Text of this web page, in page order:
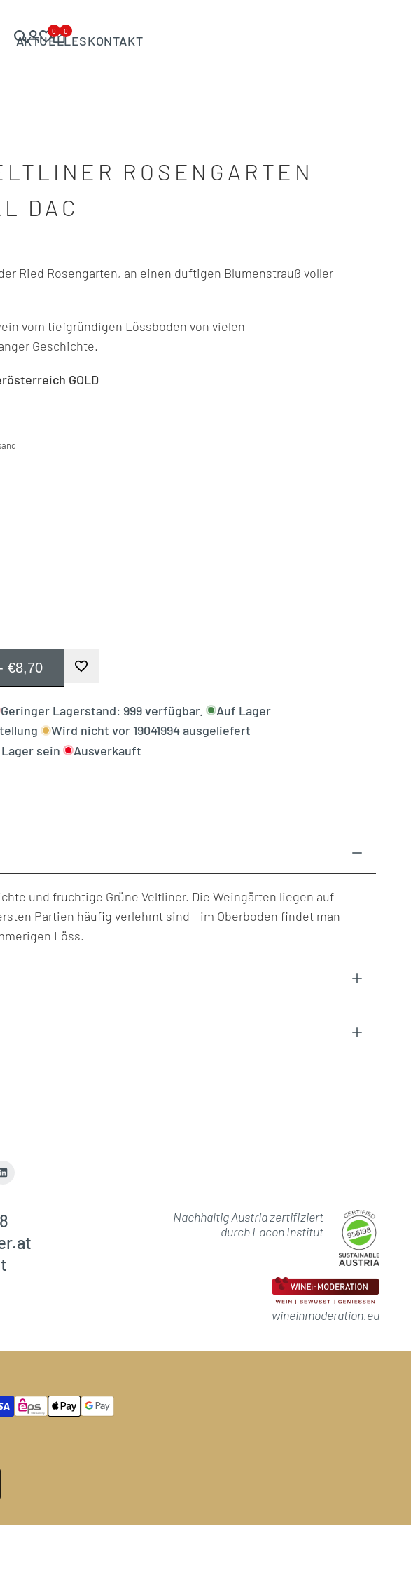
AKTUELLESKONTAKT
0 0
ROSENGARTEN
DAC
Ried Rosengarten, an einen duftigen Blumenstrauß voller
vom tiefgründigen Lössboden von vielen
Geschichte.
GOLD
€8,70
Wunschliste
hinzufügen
Geringer Lagerstand: 999verfügbar.
Auf Lager
Wird nicht vor 19041994ausgeliefert
sein Ausverkauft
und fruchtige Grüne Veltliner. Die Weingärten liegen auf
Partien häufig verlehmt sind - im Oberboden findet man
Löss.
Nachhaltig Austria zertifiziert
durch Lacon Institut
wineinmoderation.eu
LinkedIn